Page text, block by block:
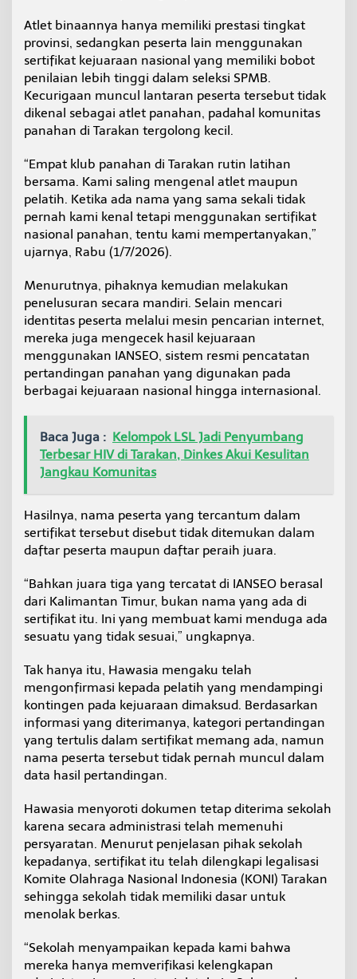
s
i
S
P
M
B
d
i
a
r
a
k
a
n
,
P
l
a
t
h
D
e
s
I
n
v
e
i
g
a
Atlet binaannya hanya memiliki prestasi tingkat
provinsi, sedangkan peserta lain menggunakan
sertifikat kejuaraan nasional yang memiliki bobot
penilaian lebih tinggi dalam seleksi SPMB.
Kecurigaan muncul lantaran peserta tersebut tidak
dikenal sebagai atlet panahan, padahal komunitas
panahan di Tarakan tergolong kecil.
“Empat klub panahan di Tarakan rutin latihan
bersama. Kami saling mengenal atlet maupun
pelatih. Ketika ada nama yang sama sekali tidak
pernah kami kenal tetapi menggunakan sertifikat
nasional panahan, tentu kami mempertanyakan,”
ujarnya, Rabu (1/7/2026).
Menurutnya, pihaknya kemudian melakukan
penelusuran secara mandiri. Selain mencari
identitas peserta melalui mesin pencarian internet,
mereka juga mengecek hasil kejuaraan
menggunakan IANSEO, sistem resmi pencatatan
pertandingan panahan yang digunakan pada
berbagai kejuaraan nasional hingga internasional.
Baca Juga : Kelompok LSL Jadi Penyumbang
Terbesar HIV di Tarakan, Dinkes Akui Kesulitan
Jangkau Komunitas
Hasilnya, nama peserta yang tercantum dalam
sertifikat tersebut disebut tidak ditemukan dalam
daftar peserta maupun daftar peraih juara.
“Bahkan juara tiga yang tercatat di IANSEO berasal
dari Kalimantan Timur, bukan nama yang ada di
sertifikat itu. Ini yang membuat kami menduga ada
sesuatu yang tidak sesuai,” ungkapnya.
Tak hanya itu, Hawasia mengaku telah
mengonfirmasi kepada pelatih yang mendampingi
kontingen pada kejuaraan dimaksud. Berdasarkan
informasi yang diterimanya, kategori pertandingan
yang tertulis dalam sertifikat memang ada, namun
nama peserta tersebut tidak pernah muncul dalam
data hasil pertandingan.
Hawasia menyoroti dokumen tetap diterima sekolah
karena secara administrasi telah memenuhi
persyaratan. Menurut penjelasan pihak sekolah
kepadanya, sertifikat itu telah dilengkapi legalisasi
Komite Olahraga Nasional Indonesia (KONI) Tarakan
sehingga sekolah tidak memiliki dasar untuk
menolak berkas.
“Sekolah menyampaikan kepada kami bahwa
mereka hanya memverifikasi kelengkapan